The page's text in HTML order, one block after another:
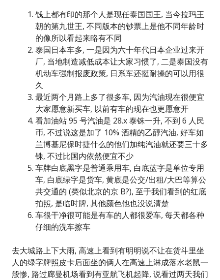
钱上都有印的那个人是现任泰国国王, 当今拉玛王
朝的第九世王, 不同版本的钞票上是他不同年龄时
的像所以看起来略有不同
泰国日本车多, 一是因为六十年代日本企业过来开
厂, 当地制造减低成本让大家习惯了, 二是泰国没有
机动车强制报废政策, 日系车还挺耐操的可以用很
久
最近两个月路上多了很多车, 因为汽油现在很便宜
大家愿意新买车, 以前有车的现在也更愿意开
看加油站 95 号汽油是 28.x 泰铢一升, 不到 6 人民
币, 不过说这是加了 10% 酒精的乙醇汽油, 好车如
兰博基尼保时捷什么的他们加纯汽油就还要三十多
铢, 不过比国内依然便宜不少
车牌白底黑字是普通乘用车, 白底蓝字是单位专用
车, 白底绿字是货车, 黄底是公交/出租/大巴等算公
共交通的 (类似北京的京 B?), 至于我们看到的红底
拍照, 是临时牌, 其他颜色他也没说清楚
车很干净很可能是有车的人都很爱车, 每天都各种
仔细的洗车擦车
去大城路上下大雨, 高速上看到有明明说不让在货斗里坐
人的绿字牌照皮卡后面坐的俩人在高速上淋成落水老鼠一
般惨, 路过廊曼机场看到有亚航飞机起降, 说看过两天我们